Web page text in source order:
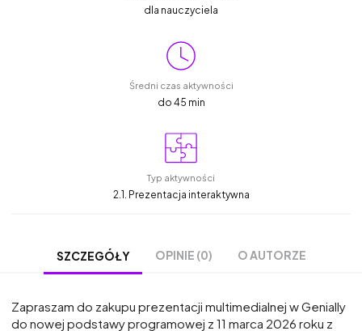
dla nauczyciela
Średni czas aktywności
do 45 min
Typ aktywności
2.1. Prezentacja interaktywna
SZCZEGÓŁY OPINIE (0) O AUTORZE
Zapraszam do zakupu prezentacji multimedialnej w Genially
do nowej podstawy programowej z 11 marca 2026 roku z